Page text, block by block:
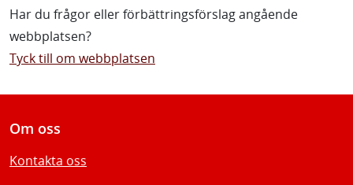
Har du frågor eller förbättringsförslag angående
webbplatsen?
Tyck till om webbplatsen
Om oss
Kontakta oss